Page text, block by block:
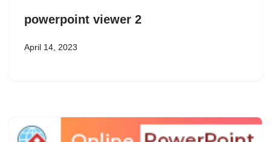
powerpoint viewer 2
April 14, 2023